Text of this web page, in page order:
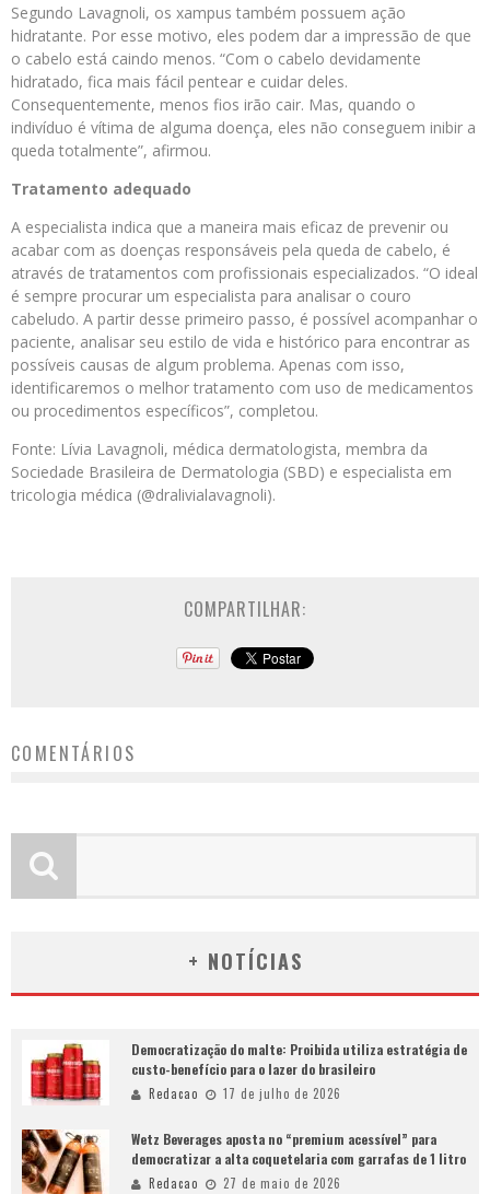
Segundo Lavagnoli, os xampus também possuem ação
hidratante. Por esse motivo, eles podem dar a impressão de que
o cabelo está caindo menos. “Com o cabelo devidamente
hidratado, fica mais fácil pentear e cuidar deles.
Consequentemente, menos fios irão cair. Mas, quando o
indivíduo é vítima de alguma doença, eles não conseguem inibir a
queda totalmente”, afirmou.
Tratamento adequado
A especialista indica que a maneira mais eficaz de prevenir ou
acabar com as doenças responsáveis pela queda de cabelo, é
através de tratamentos com profissionais especializados. “O ideal
é sempre procurar um especialista para analisar o couro
cabeludo. A partir desse primeiro passo, é possível acompanhar o
paciente, analisar seu estilo de vida e histórico para encontrar as
possíveis causas de algum problema. Apenas com isso,
identificaremos o melhor tratamento com uso de medicamentos
ou procedimentos específicos”, completou.
Fonte: Lívia Lavagnoli, médica dermatologista, membra da
Sociedade Brasileira de Dermatologia (SBD) e especialista em
tricologia médica (@dralivialavagnoli).
COMPARTILHAR:
COMENTÁRIOS
+ NOTÍCIAS
Democratização do malte: Proibida utiliza estratégia de
custo-benefício para o lazer do brasileiro
Redacao 17 de julho de 2026
Wetz Beverages aposta no “premium acessível” para
democratizar a alta coquetelaria com garrafas de 1 litro
Redacao 27 de maio de 2026